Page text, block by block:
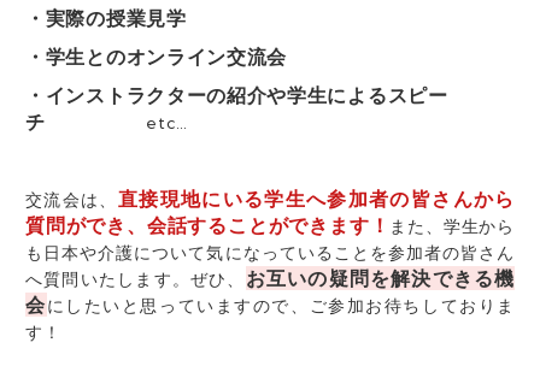
・実際の授業見学
・学生とのオンライン交流会
・インストラクターの紹介や学生によるスピー
チ etc…
交流会は、 直接現地にいる学生へ参加者の皆さんから
質問ができ、会話することができます！ また、学生から
も日本や介護について気になっていることを参加者の皆さん
へ質問いたします。ぜひ、 お互いの疑問を解決できる機
会にしたいと思っていますので、ご参加お待ちしておりま
す！